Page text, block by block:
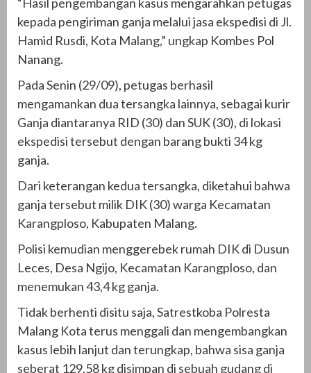
kepada pengiriman ganja melalui jasa ekspedisi di Jl.
Hamid Rusdi, Kota Malang,” ungkap Kombes Pol
Nanang.
Pada Senin (29/09), petugas berhasil
mengamankan dua tersangka lainnya, sebagai kurir
Ganja diantaranya RID (30) dan SUK (30), di lokasi
ekspedisi tersebut dengan barang bukti 34 kg
ganja.
Dari keterangan kedua tersangka, diketahui bahwa
ganja tersebut milik DIK (30) warga Kecamatan
Karangploso, Kabupaten Malang.
Polisi kemudian menggerebek rumah DIK di Dusun
Leces, Desa Ngijo, Kecamatan Karangploso, dan
menemukan 43,4 kg ganja.
Tidak berhenti disitu saja, Satrestkoba Polresta
Malang Kota terus menggali dan mengembangkan
kasus lebih lanjut dan terungkap, bahwa sisa ganja
seberat 129,58 kg disimpan di sebuah gudang di